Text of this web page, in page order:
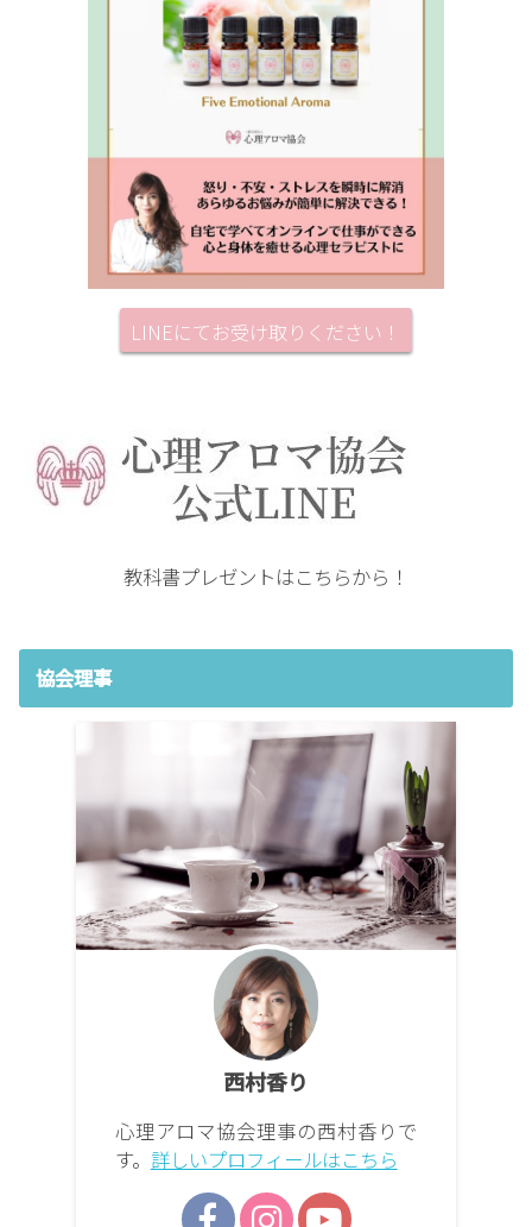
LINEにてお受け取りください！
教科書プレゼントはこちらから！
協会理事
西村香り
心理アロマ協会理事の西村香りで
す。 詳しいプロフィールはこちら